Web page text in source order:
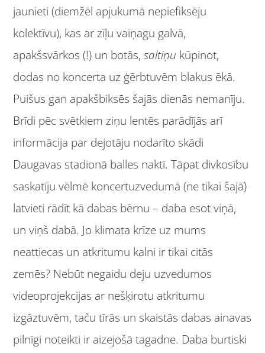
jaunieti (diemžēl apjukumā nepiefiksēju
kolektīvu), kas ar zīļu vaiņagu galvā,
apakšsvārkos (!) un botās,saltiņu kūpinot,
dodas no koncerta uz ģērbtuvēm blakus ēkā.
Puišus gan apakšbiksēs šajās dienās nemanīju.
Brīdi pēc svētkiem ziņu lentēs parādījās arī
informācija par dejotāju nodarīto skādi
Daugavas stadionā balles naktī. Tāpat divkosību
saskatīju vēlmē koncertuzvedumā (ne tikai šajā)
latvieti rādīt kā dabas bērnu – daba esot viņā,
un viņš dabā. Jo klimata krīze uz mums
neattiecas un atkritumu kalni ir tikai citās
zemēs? Nebūt negaidu deju uzvedumos
videoprojekcijas ar nešķirotu atkritumu
izgāztuvēm, taču tīrās un skaistās dabas ainavas
pilnīgi noteikti ir aizejošā tagadne. Daba burtiski